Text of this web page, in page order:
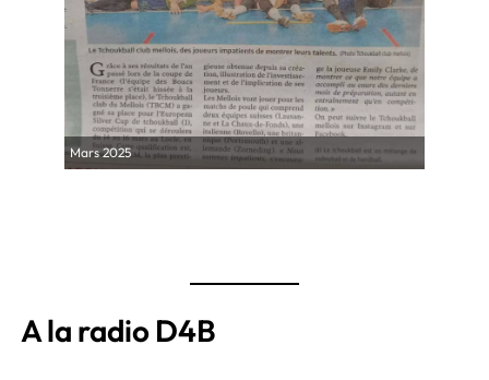
Mars 2025
A la radio D4B